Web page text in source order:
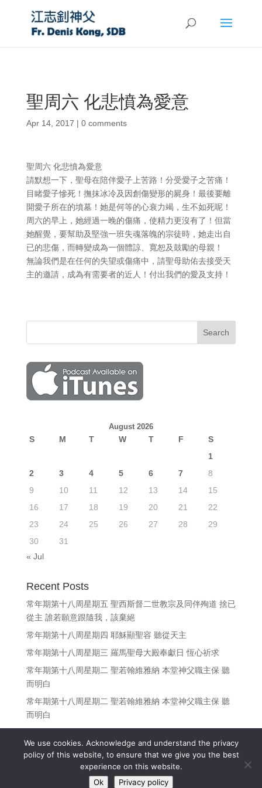
聖周六 化悲憤為愛意
Apr 14, 2017 | 0 comments
聖周六 化悲憤為愛意
請默想一下，聖母在陪伴愛子上苦路！分受愛子之苦痛！
目睹愛子慘死！撫抹冰冷及因創傷變形的屍身！最後要離
開愛子所在的墳墓！她是何等的心衰力竭，生不如死呢！
周六的早上，她經過一晚的傷痛，使精力更沒有了！但當
她醒覺，要幫助及堅強一班失魂落魄的宗徒時，她走出自
已的悲傷，而轉變成為一個體諒、寬恕及鼓勵的母親！
無論我們是在任何的失望或傷痛中，請聖母助佑去接受天
主的邀請，成為有需要者的近人！付出我們的愛及支持！
August 2026
S M T W T F
S
1
2
3 4 5 6 7
8
9
10 11 12 13 14
15
16
17 18 19 20 21
22
23
24 25 26 27 28
29
30
31
« Jul
Recent Posts
常年期第十八周星期五 聖西斯督二世教宗及同伴殉道 捨已
從主 誰若願意跟隨我，該棄絕
常年期第十八周星期四 耶穌顯聖容 聽從天主
常年期第十八周星期三 羅馬聖母大殿奉獻日 恆心祈求
常年期第十八周星期二 聖若翰維雅納 本堂神父職主保 聽
而明白
常年期第十八周星期二 聖若翰維雅納 本堂神父職主保 聽
而明白
Copyright © 江志釗神父 Fr. Denis Kong, SDB All Rights
Reserved.(Privacy policy)
We use cookies. Acknowledge and understand the privacy
policy of this website, to ensure that we give you the best
experience on this website.
Ok
Privacy policy